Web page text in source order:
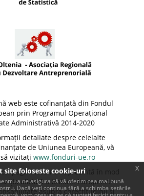
web este cofinanțată din Fondul
prin Programul Operațional
Administrativă 2014-2020
detaliate despre celelalte
de Uniunea Europeană, vă
vizitați www.fonduri-ue.ro
pagini web nu reprezintă în mod
oficială a Uniunii Europene.
asupra corectitudinii și
site foloseste cookie-uri
a ne asigura că vă oferim cea mai bună
Dacă veți continua fără a schimba setările
x